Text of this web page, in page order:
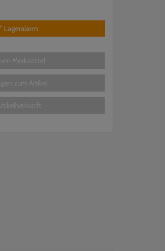
Lageralarm
Merkzettel
zum Artikel